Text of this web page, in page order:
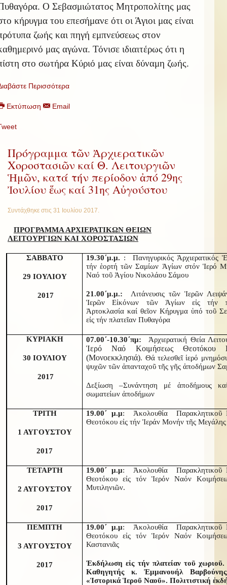
Ο Σεβασμιώτατος Μητροπολίτης μας
κήρυγμα του επεσήμανε ότι οι Άγιοι μας είναι
ζωής και πηγή εμπνεύσεως στον
μας αγώνα. Τόνισε ιδιαιτέρως ότι η
στο σωτήρα Κύριό μας είναι δύναμη ζωής.
Περισσότερα
Εκτύπωση Email
Πρόγραμμα τῶν Ἀρχιερατικῶν
Χοροστασιῶν καί Θ. Λειτουργιῶν
Ἡμῶν, κατά τήν περίοδον ἀπό 29ης
Ἰουλίου ἕως καί 31ης Αὐγούστου
Συντάχθηκε στις 31 Ιουλίου 2017
ΠΡΟΓΡΑΜΜΑ ΑΡΧΙΕΡΑΤΙΚΩΝ ΘΕΙΩΝ
ΛΕΙΤΟΥΡΓΙΩΝ ΚΑΙ ΧΟΡΟΣΤΑΣΙΩΝ
ΣΑΒΒΑΤΟ
29 ΙΟΥΛΙΟΥ
2017
19.30΄μ.μ. : Πανηγυρικός Ἀρχιερατικός
τήν ἑορτή τῶν Σαμίων Ἁγίων στόν Ἱερό
Ναό τοῦ Ἁγίου Νικολάου Σάμου
21.00΄μ.μ.:
Λιτάνευσις τῶν Ἱερῶν
Ἱερῶν Εἰκόνων τῶν Ἁγίων εἰς τήν
Ἀρτοκλασία καί θεῖον Κήρυγμα ὑπό τοῦ
εἰς τήν πλατεῖαν Πυθαγόρα
ΚΥΡΙΑΚΗ
30 ΙΟΥΛΙΟΥ
2017
07.00΄-10.30΄πμ: Ἀρχιερατική Θεία
Ἱερό Ναό Κοιμήσεως Θεοτόκου
(Μονοεκκλησιά). Θά τελεσθεῖ ἱερό
ψυχῶν τῶν ἁπανταχοῦ τῆς γῆς ἀποδήμων
Δεξίωση –Συνάντηση μέ ἀποδήμους
σωματείων ἀποδήμων
ΤΡΙΤΗ
1 ΑΥΓΟΥΣΤΟΥ
2017
19.00΄ μ.μ: Ἀκολουθία Παρακλητικοῦ
Θεοτόκου εἰς τήν Ἱεράν Μονήν τῆς
ΤΕΤΑΡΤΗ
2 ΑΥΓΟΥΣΤΟΥ
2017
19.00΄ μ.μ: Ἀκολουθία Παρακλητικοῦ
Θεοτόκου εἰς τόν Ἱερόν Ναόν
Μυτιληνιῶν.
ΠΕΜΠΤΗ
3 ΑΥΓΟΥΣΤΟΥ
2017
19.00΄ μ.μ: Ἀκολουθία Παρακλητικοῦ
Θεοτόκου εἰς τόν Ἱερόν Ναόν
Καστανιᾶς
Ἐκδήλωση εἰς τήν πλατείαν τοῦ
Καθηγητής κ. Ἐμμανουήλ
«Ἱστορικά Ἱεροῦ Ναοῦ». Πολιτιστική